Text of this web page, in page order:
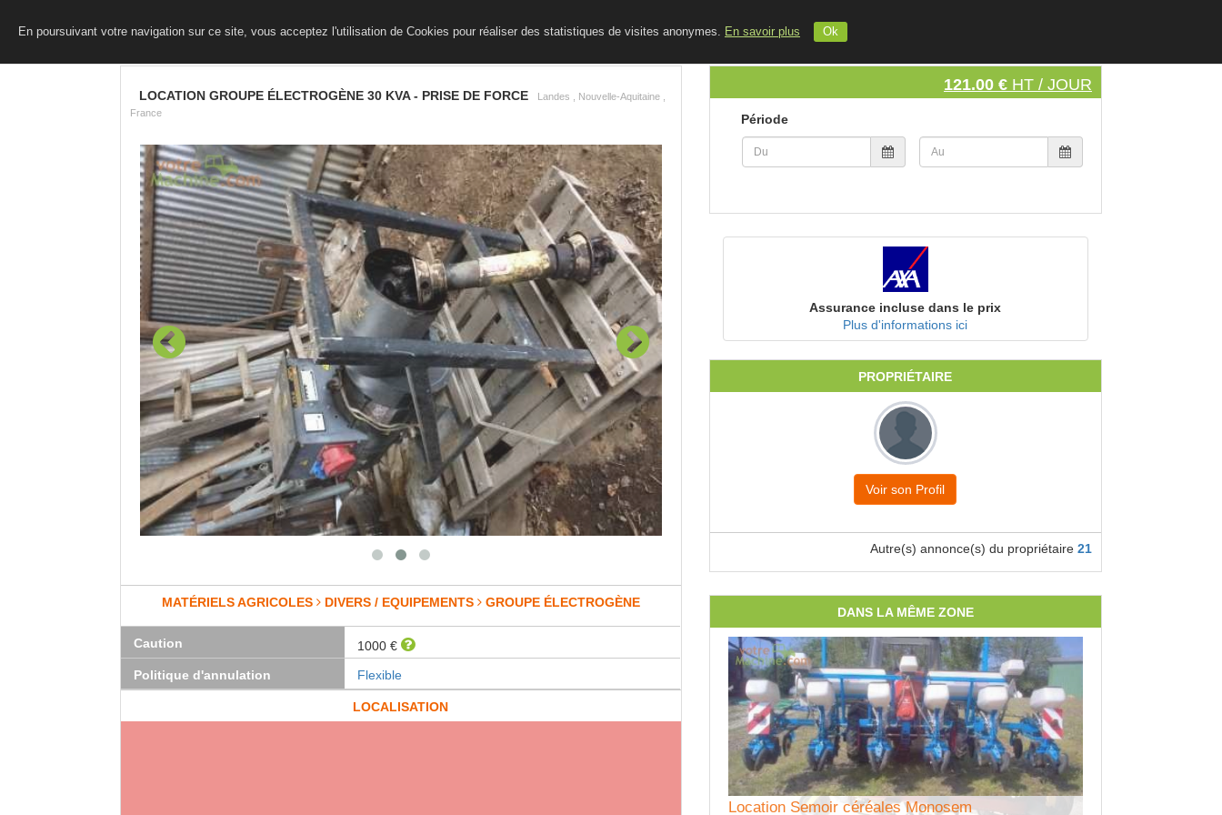
INSCRIVEZ VOTRE MATERIEL
En poursuivant votre navigation sur ce site, vous acceptez l'utilisation de Cookies pour réaliser des statistiques de visites anonymes. En savoir plus Ok
LOCATION GROUPE ÉLECTROGÈNE 30 KVA - PRISE DE FORCE
Landes , Nouvelle-Aquitaine ,
France
MATÉRIELS AGRICOLES DIVERS / EQUIPEMENTS GROUPE ÉLECTROGÈNE
Caution
1000 €
Politique d'annulation
Flexible
LOCALISATION
121.00 € HT / JOUR
Période
Assurance incluse dans le prix
Plus d'informations ici
PROPRIÉTAIRE
Voir son Profil
Autre(s) annonce(s) du propriétaire 21
DANS LA MÊME ZONE
Location Semoir céréales Monosem